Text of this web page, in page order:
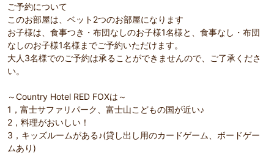
ご予約について
このお部屋は、ベット2つのお部屋になります
お子様は、食事つき・布団なしのお子様1名様と、食事なし・布団
なしのお子様1名様までご予約いただけます。
大人3名様でのご予約は承ることができませんので、ご了承くださ
い。
～Country Hotel RED FOXは～
1，富士サファリパーク、富士山こどもの国が近い♪
2，料理がおいしい！
3，キッズルームがある♪(貸し出し用のカードゲーム、ボードゲー
ムあり)